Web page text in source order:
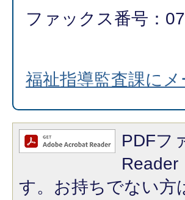
ファックス番号：
福祉指導監査課に
PDFフ
Reader
す。お持ちでない方